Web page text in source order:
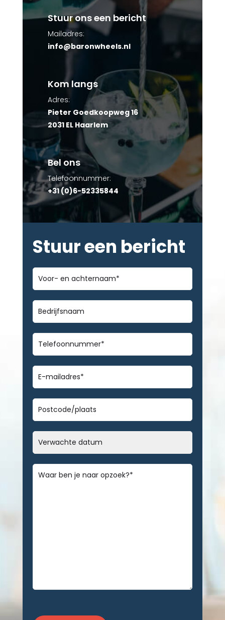
Stuur ons een bericht
Mailadres:
info@baronwheels.nl
Kom langs
Adres:
Pieter Goedkoopweg 16
2031 EL Haarlem
Bel ons
Telefoonnummer:
+31 (0)6-52335844
Stuur een bericht
Voor-
en
achternaam*
Bedrijfsnaam
Telefoonnummer*
E-
mailadres*
Geen
titel
Datum
MM
DD
Bericht*